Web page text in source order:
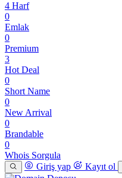
4 Harf
0
Emlak
0
Premium
3
Hot Deal
0
Short Name
0
New Arrival
0
Brandable
0
Whois Sorgula
Giriş yap
Kayıt ol